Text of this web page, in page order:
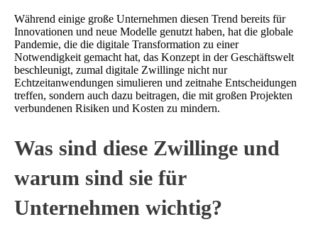
Während einige große Unternehmen diesen Trend bereits für
Innovationen und neue Modelle genutzt haben, hat die globale
Pandemie, die die digitale Transformation zu einer
Notwendigkeit gemacht hat, das Konzept in der Geschäftswelt
beschleunigt, zumal digitale Zwillinge nicht nur
Echtzeitanwendungen simulieren und zeitnahe Entscheidungen
treffen, sondern auch dazu beitragen, die mit großen Projekten
verbundenen Risiken und Kosten zu mindern.
Was sind diese Zwillinge und
warum sind sie für
Unternehmen wichtig?